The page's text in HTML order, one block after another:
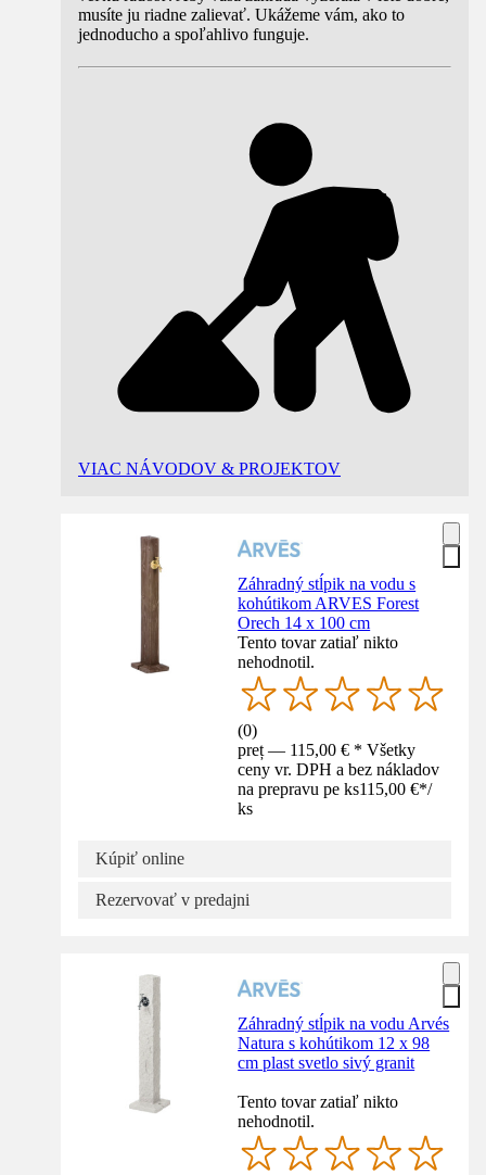
musíte ju riadne zalievať. Ukážeme vám, ako to
jednoducho a spoľahlivo funguje.
VIAC NÁVODOV & PROJEKTOV
Záhradný stĺpik na vodu s
kohútikom ARVES Forest
Orech 14 x 100 cm
Tento tovar zatiaľ nikto
nehodnotil.
(0)
preț — 115,00 € * Všetky
ceny vr. DPH a bez nákladov
na prepravu pe ks115,00 €*/
ks
Kúpiť online
Rezervovať v predajni
Záhradný stĺpik na vodu Arvés
Natura s kohútikom 12 x 98
cm plast svetlo sivý granit
Tento tovar zatiaľ nikto
nehodnotil.